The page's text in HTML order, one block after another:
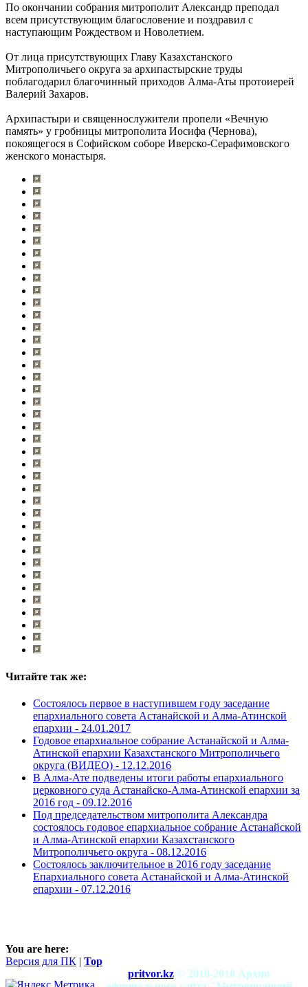
По окончании собрания митрополит Александр преподал
всем присутствующим благословение и поздравил с
наступающим Рождеством и Новолетием.
От лица присутствующих Главу Казахстанского
Митрополичьего округа за архипастырские труды
поблагодарил благочинный приходов Алма-Аты протоиерей
Валерий Захаров.
Архипастыри и священнослужители пропели «Вечную
память» у гробницы митрополита Иосифа (Чернова),
покоящегося в Софийском соборе Иверско-Серафимовского
женского монастыря.
Читайте так же:
Состоялось первое в наступившем году заседание
епархиального совета Астанайской и Алма-Атинской
епархии - 24.01.2017
Годовое епархиальное собрание Астанайской и Алма-
Атинской епархии Казахстанского Митрополичьего
округа (ВИДЕО) - 12.12.2016
В Алма-Ате подведены итоги работы епархиального
церковного суда Астанайско-Алма-Атинской епархии за
2016 год - 09.12.2016
Под председательством митрополита Александра
состоялось годовое епархиальное собрание Астанайской
и Алма-Атинской епархии Казахстанского
Митрополичьего округа - 08.12.2016
Состоялось заключительное в 2016 году заседание
Епархиального совета Астанайской и Алма-Атинской
епархии - 07.12.2016
You are here:
Версия для ПК | Top
pritvor.kz © 2010-2018 Архив